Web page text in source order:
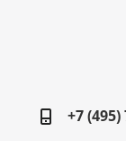
+7 (495)